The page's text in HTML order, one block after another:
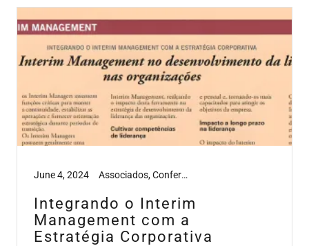
June 4, 2024 Associados, Conferências, Media, Survey's, Webinar's, Workshops
Integrando o Interim
Management com a
Estratégia Corporativa